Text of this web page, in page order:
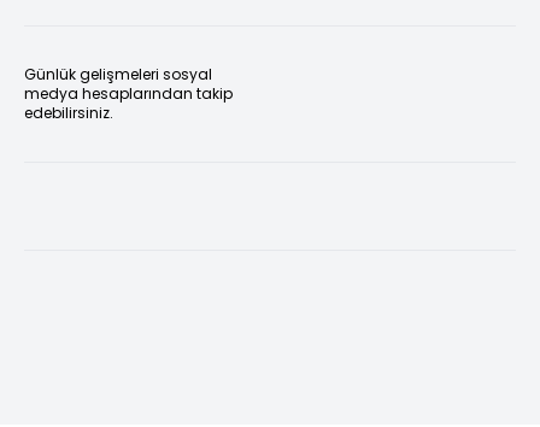
Günlük gelişmeleri sosyal
medya hesaplarından takip
edebilirsiniz.